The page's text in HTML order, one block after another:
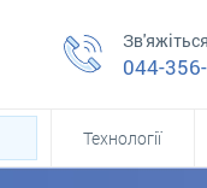
044-
Технології